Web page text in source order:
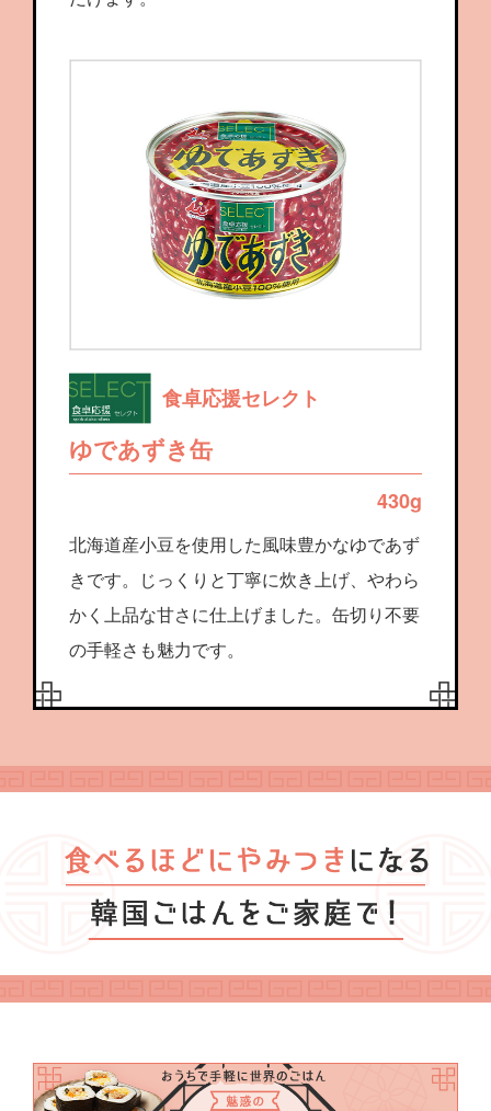
食卓応援セレクト
ゆであずき缶
430g
北海道産小豆を使用した風味豊かなゆであず
きです。じっくりと丁寧に炊き上げ、やわら
かく上品な甘さに仕上げました。缶切り不要
の手軽さも魅力です。